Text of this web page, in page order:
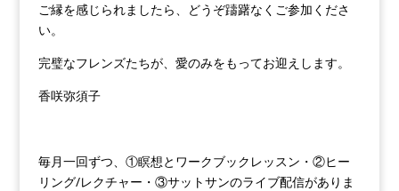
ご縁を感じられましたら、どうぞ躊躇なくご参加くださ
い。
完璧なフレンズたちが、愛のみをもってお迎えします。
香咲弥須子
毎月一回ずつ、①瞑想とワークブックレッスン・②ヒー
リング/レクチャー・③サットサンのライブ配信がありま